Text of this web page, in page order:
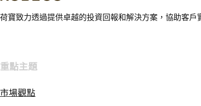
荷寶致力透過提供卓越的投資回報和解決方案，協助客戶
重點主題
市場觀點